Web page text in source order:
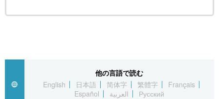
他の言語で読む
English
日本語 简体字 繁體字
Français
Español
العربية Русский